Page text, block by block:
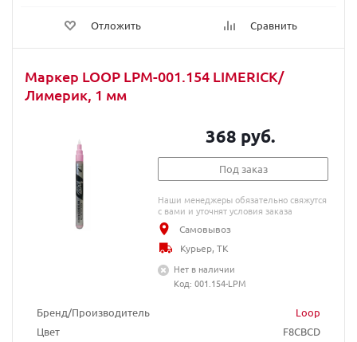
Отложить Сравнить
Маркер LOOP LPM-001.154 LIMERICK/
Лимерик, 1 мм
Бренд/Производитель
Loop
Цвет
F8CBCD
368 руб.
Под заказ
Наши менеджеры обязательно свяжутся
с вами и уточнят условия заказа
Самовывоз
Курьер, ТК
Нет в наличии
Код: 001.154-LPM